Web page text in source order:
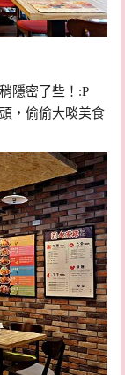
隱密了些！:P
，偷偷大啖美食